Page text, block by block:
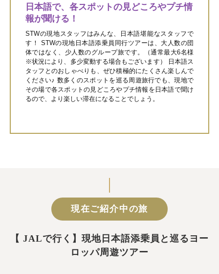
日本語で、各スポットの見どころやプチ情
報が聞ける！
STWの現地スタッフはみんな、日本語堪能なスタッフで
す！ STWの現地日本語添乗員同行ツアーは、大人数の団
体ではなく、少人数のグループ旅です。（通常最大6名様
※状況により、多少変動する場合もございます） 日本語ス
タッフとのおしゃべりも、ぜひ積極的にたくさん楽しんで
ください♪ 数多くのスポットを巡る周遊旅行でも、現地で
その場で各スポットの見どころやプチ情報を日本語で聞け
るので、より楽しい滞在になることでしょう。
現在ご紹介中の旅
【 JALで行く】現地日本語添乗員と巡るヨー
ロッパ周遊ツアー